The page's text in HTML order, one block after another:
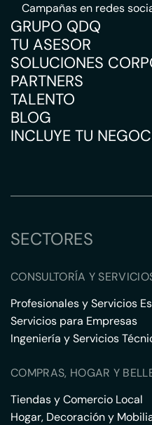
Campañas en redes
GRUPO QDQ
TU ASESOR
SOLUCIONES
PARTNERS
TALENTO
BLOG
INCLUYE TU
SECTORES
CONSULTORÍA Y
Profesionales y Servicios
Servicios para Empresas
Ingeniería y Servicios
COMPRAS, HOGAR Y
Tiendas y Comercio Local
Hogar, Decoración y